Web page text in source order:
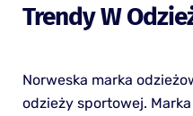
Trendy W
Norweska marka
odzieży sportowej.